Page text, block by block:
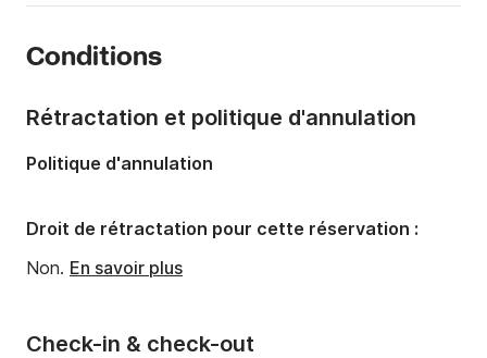
Nombre de couchages:
Longueur:
Puissance moteur:40cv
Conditions
Check-in & check-out
Rétractation et politique d'annulation
Politique d'annulation
Droit de rétractation pour cette réservation :
Non. En savoir plus